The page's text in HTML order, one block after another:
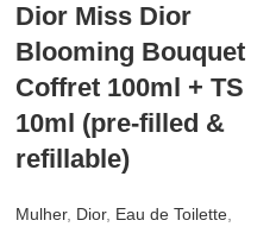
Dior Miss Dior
Blooming Bouquet
Coffret 100ml + TS
10ml (pre-filled &
refillable)
Mulher, Dior, Eau de Toilette